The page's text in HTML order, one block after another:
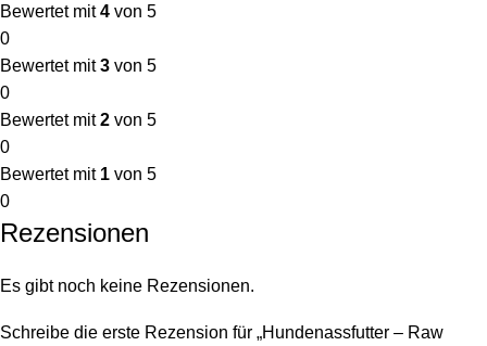
Bewertet mit4 von 5
0
Bewertet mit3 von 5
0
Bewertet mit2 von 5
0
Bewertet mit 1 von 5
0
Rezensionen
Es gibt noch keine Rezensionen.
Schreibe die erste Rezension für „Hundenassfutter – Raw